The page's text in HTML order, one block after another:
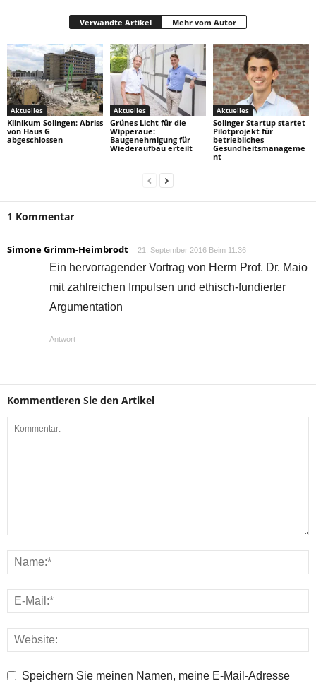
Verwandte Artikel Mehr vom Autor
Aktuelles
Klinikum Solingen: Abriss
von Haus G
abgeschlossen
Aktuelles
Grünes Licht für die
Wipperaue:
Baugenehmigung für
Wiederaufbau erteilt
Aktuelles
Solinger Startup startet
Pilotprojekt für
betriebliches
Gesundheitsmanageme
nt
1 Kommentar
Simone Grimm-Heimbrodt 21. September 2016 Beim 11:36
Ein hervorragender Vortrag von Herrn Prof. Dr. Maio
mit zahlreichen Impulsen und ethisch-fundierter
Argumentation
Antwort
Kommentieren Sie den Artikel
Speichern Sie meinen Namen, meine E-Mail-Adresse